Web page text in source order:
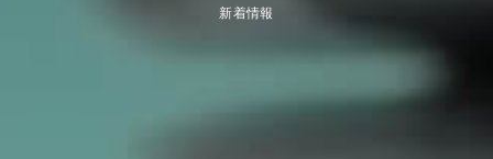
新着情報